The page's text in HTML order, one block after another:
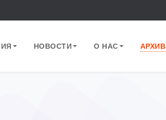
НОВОСТИ О НАС АРХИВ